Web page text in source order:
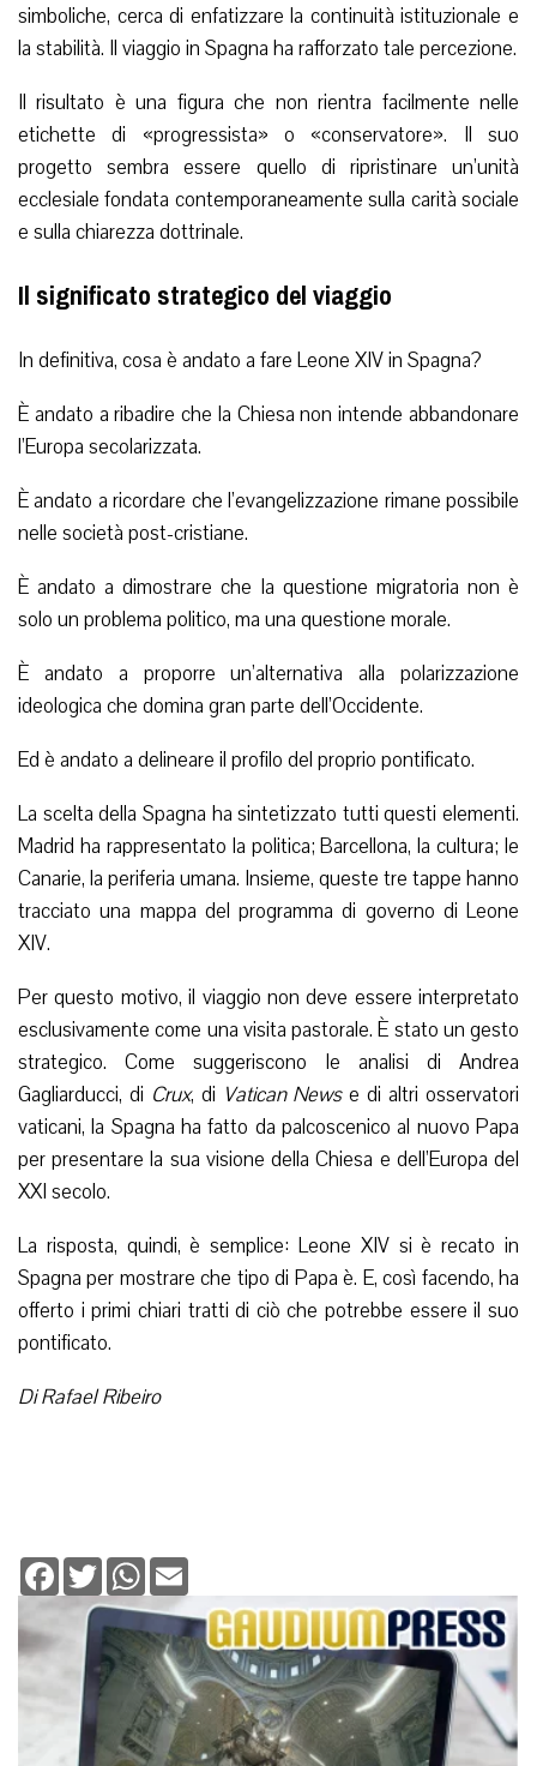
simboliche, cerca di enfatizzare la continuità istituzionale e
la stabilità. Il viaggio in Spagna ha rafforzato tale percezione.
Il risultato è una figura che non rientra facilmente nelle
etichette di «progressista» o «conservatore». Il suo
progetto sembra essere quello di ripristinare un’unità
ecclesiale fondata contemporaneamente sulla carità sociale
e sulla chiarezza dottrinale.
Il significato strategico del viaggio
In definitiva, cosa è andato a fare Leone XIV in Spagna?
È andato a ribadire che la Chiesa non intende abbandonare
l’Europa secolarizzata.
È andato a ricordare che l’evangelizzazione rimane possibile
nelle società post-cristiane.
È andato a dimostrare che la questione migratoria non è
solo un problema politico, ma una questione morale.
È andato a proporre un’alternativa alla polarizzazione
ideologica che domina gran parte dell’Occidente.
Ed è andato a delineare il profilo del proprio pontificato.
La scelta della Spagna ha sintetizzato tutti questi elementi.
Madrid ha rappresentato la politica; Barcellona, la cultura; le
Canarie, la periferia umana. Insieme, queste tre tappe hanno
tracciato una mappa del programma di governo di Leone
XIV.
Per questo motivo, il viaggio non deve essere interpretato
esclusivamente come una visita pastorale. È stato un gesto
strategico. Come suggeriscono le analisi di Andrea
Gagliarducci, di Crux, di Vatican Newse di altri osservatori
vaticani, la Spagna ha fatto da palcoscenico al nuovo Papa
per presentare la sua visione della Chiesa e dell’Europa del
XXI secolo.
La risposta, quindi, è semplice: Leone XIV si è recato in
Spagna per mostrare che tipo di Papa è. E, così facendo, ha
offerto i primi chiari tratti di ciò che potrebbe essere il suo
pontificato.
Di Rafael Ribeiro
Facebook
TwitterWhatsApp